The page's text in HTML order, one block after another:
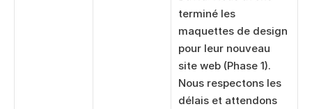
terminé les
maquettes de design
pour leur nouveau
site web (Phase 1).
Nous respectons les
délais et attendons